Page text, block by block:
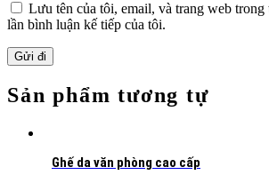
Lưu tên của tôi, email, và trang web
lần bình luận kế tiếp của tôi.
Sản phẩm tương tự
Ghế da văn phòng cao cấp